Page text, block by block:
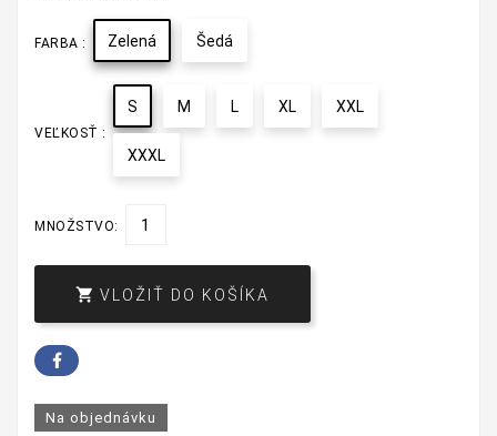
FARBA : Zelená Šedá
VEĽKOSŤ :
S M L XL XXL
XXXL
MNOŽSTVO:
 VLOŽIŤ DO KOŠÍKA
Na objednávku